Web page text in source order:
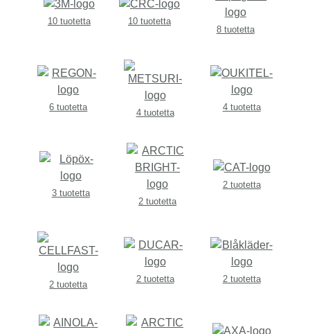
10 tuotetta
10 tuotetta
8 tuotetta
6 tuotetta
4 tuotetta
4 tuotetta
3 tuotetta
2 tuotetta
2 tuotetta
2 tuotetta
2 tuotetta 2 tuotetta